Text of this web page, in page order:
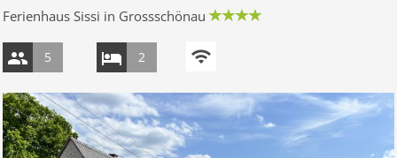
Ferienhaus Sissi in Grossschönau
5 2